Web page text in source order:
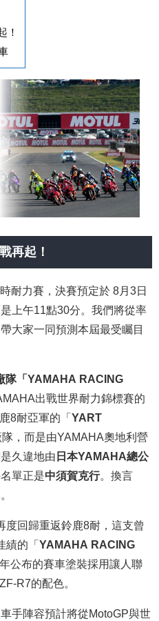
！
再起！
耐力賽，決賽預定於 8月3日
上午11點30分。我們將從率
大家一同預測本屆最受矚目
隊「YAMAHA RACING
出戰世界耐力錦標賽的
8耐亞軍的「YART
隊，而是由YAMAHA奧地利營
久違地由 日本YAMAHA總公
單正是中須賀克行。換言
度回歸重返鈴鹿8耐，這支曾
績的「YAMAHA RACING
公布的賽車塗裝採用讓人聯
R7的配色。
手陣容預計將從MotoGP與世